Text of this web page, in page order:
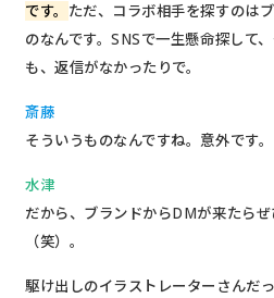
です。 ただ、コラボ相手を探すのは
のなんです。SNSで一生懸命探して
も、返信がなかったりで。
斎藤
そういうものなんですね。意外です。
水津
だから、ブランドからDMが来たら
（笑）。
駆け出しのイラストレーターさんだ